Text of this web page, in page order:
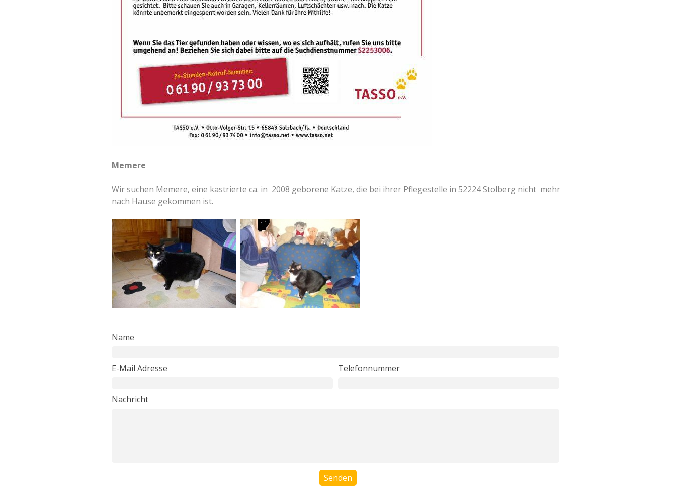
Memere
Wir suchen Memere, eine kastrierte ca. in 2008 geborene Katze, die bei ihrer Pflegestelle in 52224 Stolberg nicht mehr
nach Hause gekommen ist.
Name
E-Mail Adresse Telefonnummer
Nachricht